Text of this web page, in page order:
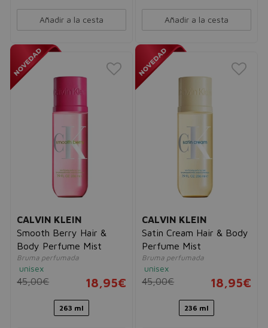
Añadir a la cesta Añadir a la cesta
CALVIN KLEIN
Smooth Berry Hair &
Body Perfume Mist
Bruma perfumada
unisex
45,00€ 18,95€
263 ml
CALVIN KLEIN
Satin Cream Hair & Body
Perfume Mist
Bruma perfumada
unisex
45,00€ 18,95€
236 ml